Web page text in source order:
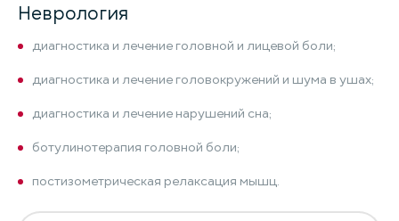
Неврология
диагностика и лечение головной и лицевой боли;
диагностика и лечение головокружений и шума в ушах;
диагностика и лечение нарушений сна;
ботулинотерапия головной боли;
постизометрическая релаксация мышц.